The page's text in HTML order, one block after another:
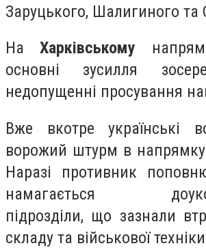
Заруцького, Шалигиного та
НаХарківському
основні зусилля
недопущенні просування
Вже вкотре українські
ворожий штурм в напрямку
Наразі противник
намагається
підрозділи, що зазнали
складу та військової